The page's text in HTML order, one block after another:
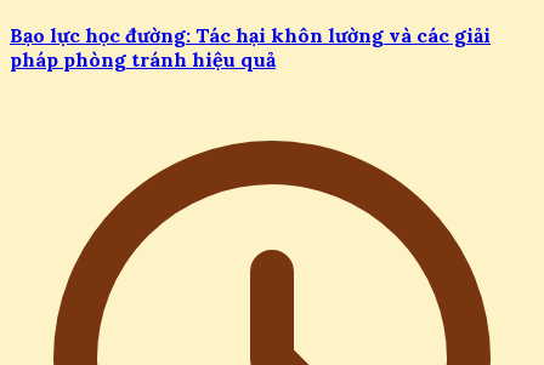
Bạo lực học đường: Tác hại khôn lường và các giải
pháp phòng tránh hiệu quả